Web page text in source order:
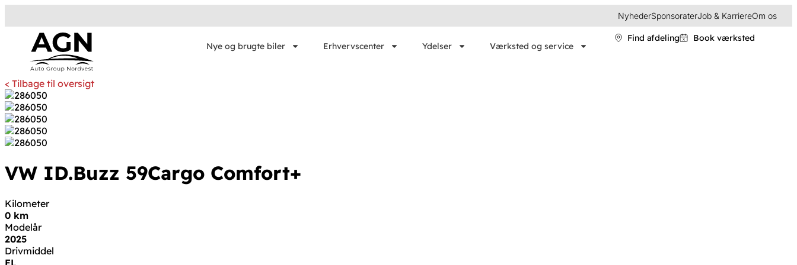
NyhederSponsoraterJob & KarriereOm os
Nye og brugte biler Erhvervscenter Ydelser Værksted og service
Find afdeling Book værksted
< Tilbage til oversigt
VW ID.Buzz 59Cargo Comfort+
Kilometer
0 km
Modelår
2025
Drivmiddel
EL